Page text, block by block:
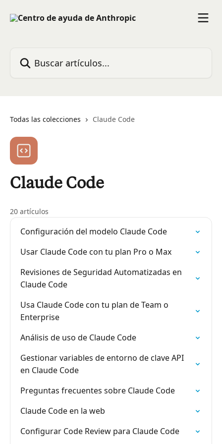
Todas las colecciones Claude Code
Claude Code
20 artículos
Configuración del modelo Claude Code
Usar Claude Code con tu plan Pro o Max
Revisiones de Seguridad Automatizadas en
Claude Code
Usa Claude Code con tu plan de Team o
Enterprise
Análisis de uso de Claude Code
Gestionar variables de entorno de clave API
en Claude Code
Preguntas frecuentes sobre Claude Code
Claude Code en la web
Configurar Code Review para Claude Code